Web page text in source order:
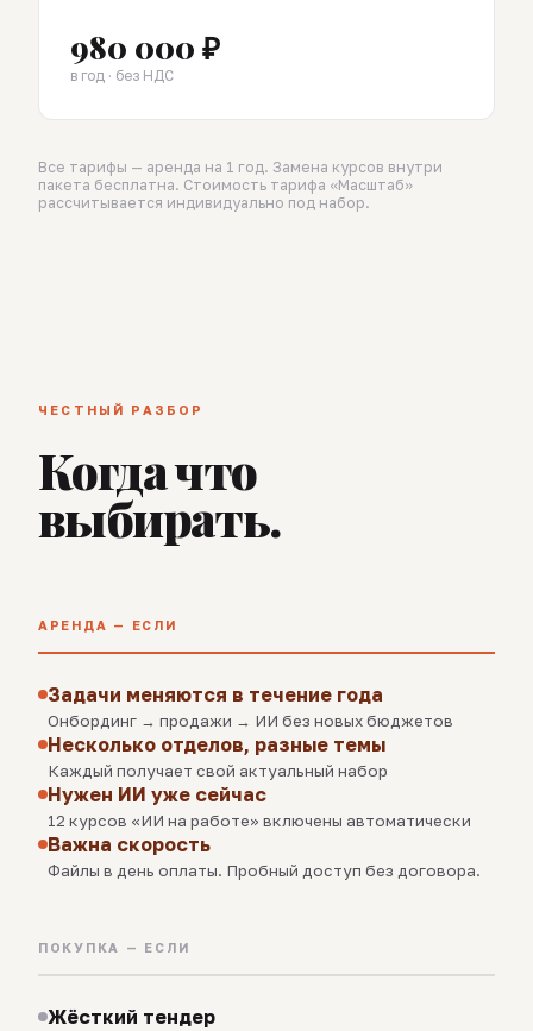
980 000 ₽
в год · без НДС
Все тарифы — аренда на 1 год. Замена курсов внутри
пакета бесплатна. Стоимость тарифа «Масштаб»
рассчитывается индивидуально под набор.
ЧЕСТНЫЙ РАЗБОР
Когда что
выбирать.
АРЕНДА — ЕСЛИ
Задачи меняются в течение года
Онбординг → продажи → ИИ без новых бюджетов
Несколько отделов, разные темы
Каждый получает свой актуальный набор
Нужен ИИ уже сейчас
12 курсов «ИИ на работе» включены автоматически
Важна скорость
Файлы в день оплаты. Пробный доступ без договора.
ПОКУПКА — ЕСЛИ
Жёсткий тендер